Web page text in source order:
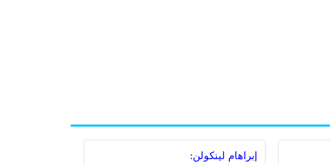
إبراهام لينكولن: